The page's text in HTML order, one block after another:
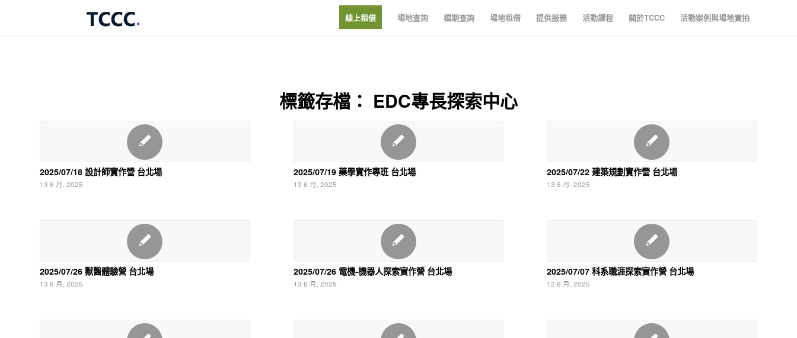
線上租借 場地查詢 檔期查詢 場地租借 提供服務 活動課程 關於TCCC 活動案例與場地實拍
標籤存檔： EDC專長探索中心
2025/07/18 設計師實作營 台北場
13 6 月, 2025
2025/07/19 藥學實作專班 台北場
13 6 月, 2025
2025/07/22 建築規劃實作營 台北場
13 6 月, 2025
2025/07/26 獸醫體驗營 台北場
13 6 月, 2025
2025/07/26 電機-機器人探索實作營 台北場
13 6 月, 2025
2025/07/07 科系職涯探索實作營 台北場
12 6 月, 2025